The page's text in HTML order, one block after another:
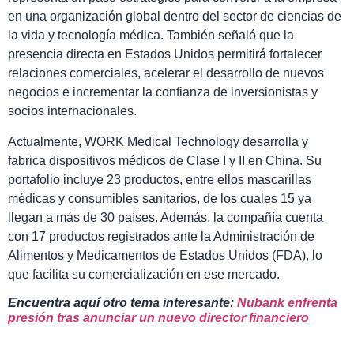
en una organización global dentro del sector de ciencias de
la vida y tecnología médica. También señaló que la
presencia directa en Estados Unidos permitirá fortalecer
relaciones comerciales, acelerar el desarrollo de nuevos
negocios e incrementar la confianza de inversionistas y
socios internacionales.
Actualmente, WORK Medical Technology desarrolla y
fabrica dispositivos médicos de Clase I y II en China. Su
portafolio incluye 23 productos, entre ellos mascarillas
médicas y consumibles sanitarios, de los cuales 15 ya
llegan a más de 30 países. Además, la compañía cuenta
con 17 productos registrados ante la Administración de
Alimentos y Medicamentos de Estados Unidos (FDA), lo
que facilita su comercialización en ese mercado.
Encuentra aquí otro tema interesante: Nubank enfrenta
presión tras anunciar un nuevo director financiero